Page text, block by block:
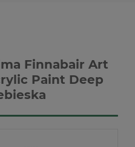
Finnabair Art
Paint Deep